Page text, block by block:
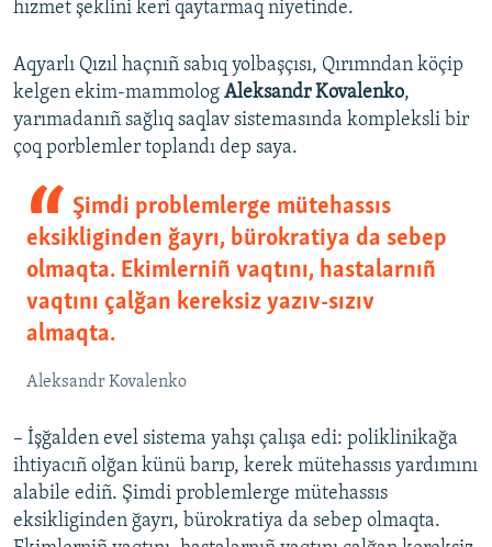
hızmet şeklini keri qaytarmaq niyetinde.
Aqyarlı Qızıl haçnıñ sabıq yolbaşçısı, Qırımndan köçip
kelgen ekim-mammolog Aleksandr Kovalenko,
yarımadanıñ sağlıq saqlav sistemasında kompleksli bir
çoq porblemler toplandı dep saya.
Şimdi problemlerge mütehassıs
eksikliginden ğayrı, bürokratiya da sebep
olmaqta. Ekimlerniñ vaqtını, hastalarnıñ
vaqtını çalğan kereksiz yazıv-sızıv
almaqta.
Aleksandr Kovalenko
– İşğalden evel sistema yahşı çalışa edi: poliklinikağa
ihtiyacıñ olğan künü barıp, kerek mütehassıs yardımını
alabile ediñ. Şimdi problemlerge mütehassıs
eksikliginden ğayrı, bürokratiya da sebep olmaqta.